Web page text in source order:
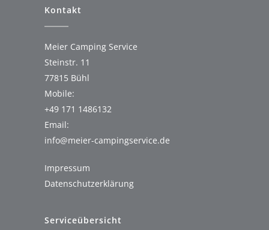
Kontakt
Meier Camping Service
Steinstr. 11
77815 Bühl
Mobile:
+49 171 1486132
Email:
info@meier-campingservice.de
Impressum
Datenschutz­erklärung
Serviceübersicht